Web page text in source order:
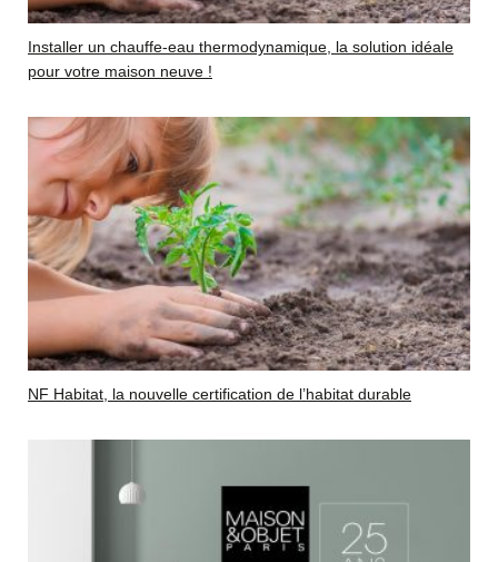
Installer un chauffe-eau thermodynamique, la solution idéale
pour votre maison neuve !
NF Habitat, la nouvelle certification de l’habitat durable